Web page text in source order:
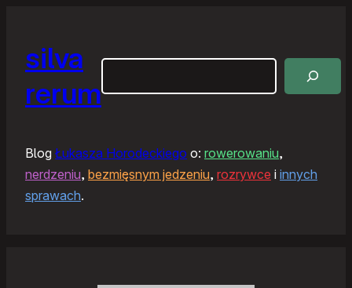
silva
rerum
Blog Łukasza Horodeckiego o: rowerowaniu,
nerdzeniu, bezmięsnym jedzeniu, rozrywce i innych
sprawach.